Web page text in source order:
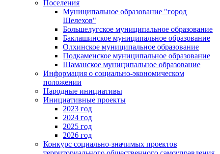
Поселения
Муниципальное образование "город
Шелехов"
Большелугское муниципальное образование
Баклашинское муниципальное образование
Олхинское муниципальное образование
Подкаменское муниципальное образование
Шаманское муниципальное образование
Информация о социально-экономическом
положении
Народные инициативы
Инициативные проекты
2023 год
2024 год
2025 год
2026 год
Конкурс социально-значимых проектов